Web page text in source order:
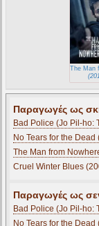
The Man
Παραγωγές ως
Bad Police (Jo Pil-ho:
No Tears for the
The Man from
Cruel Winter Blues
Παραγωγές ως
Bad Police (Jo Pil-ho:
No Tears for the